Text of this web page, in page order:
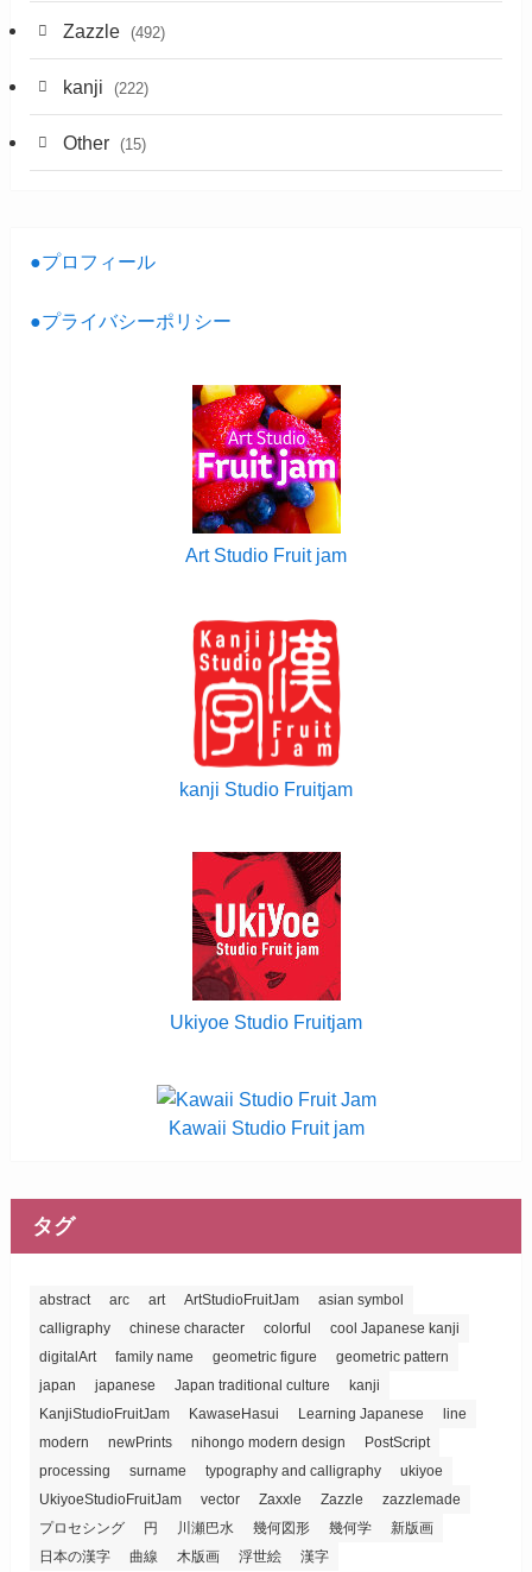
Zazzle (492)
kanji (222)
Other (15)
●プロフィール
●プライバシーポリシー
Art Studio Fruit jam
kanji Studio Fruitjam
Ukiyoe Studio Fruitjam
Kawaii Studio Fruit jam
タグ
abstract arc art ArtStudioFruitJam
asian symbol
calligraphy
chinese character colorful
cool Japanese kanji
digitalArt
family name geometric figure
geometric pattern
japan
japanese Japan traditional culture
kanji
KanjiStudioFruitJam
KawaseHasui Learning Japanese
line
modern
newPrints nihongo modern design
PostScript
processing
surname typography and calligraphy
ukiyoe
UkiyoeStudioFruitJam
vector Zaxxle Zazzle
zazzlemade
プロセシング
円 川瀬巴水 幾何図形 幾何学
新版画
日本の漢字
曲線 木版画 浮世絵 漢字